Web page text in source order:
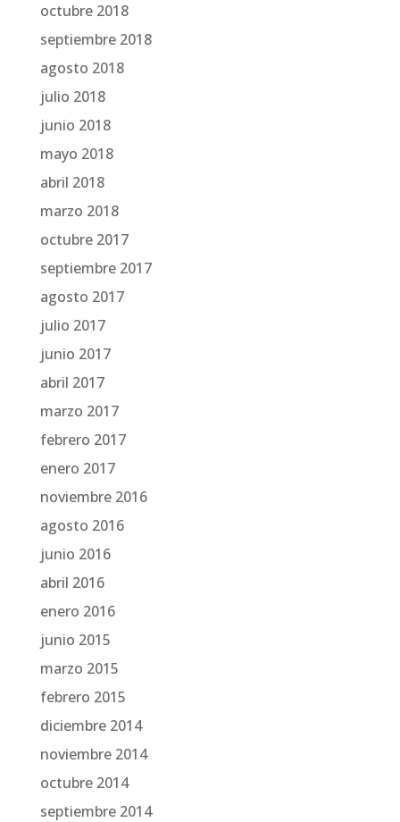
octubre 2018
septiembre 2018
agosto 2018
julio 2018
junio 2018
mayo 2018
abril 2018
marzo 2018
octubre 2017
septiembre 2017
agosto 2017
julio 2017
junio 2017
abril 2017
marzo 2017
febrero 2017
enero 2017
noviembre 2016
agosto 2016
junio 2016
abril 2016
enero 2016
junio 2015
marzo 2015
febrero 2015
diciembre 2014
noviembre 2014
octubre 2014
septiembre 2014